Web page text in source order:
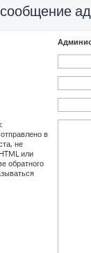
в
не
или
обратного